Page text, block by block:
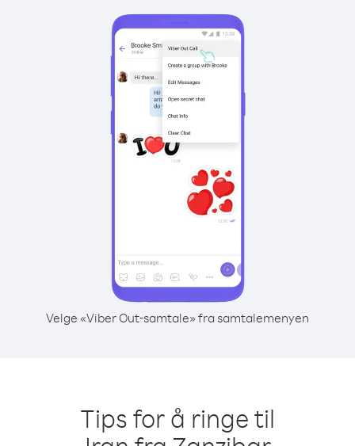
Velge «Viber Out-samtale» fra samtalemenyen
Tips for å ringe til